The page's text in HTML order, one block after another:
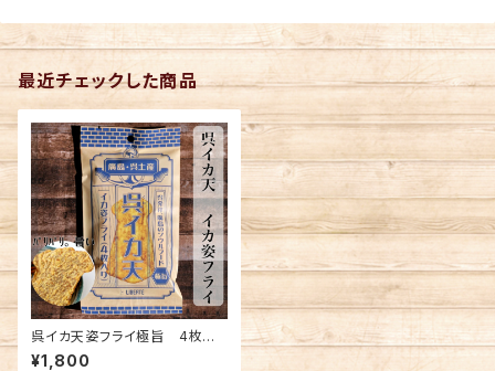
最近チェックした商品
呉イカ天姿フライ極旨 4枚入×
10袋セット(送料別)
¥1,800